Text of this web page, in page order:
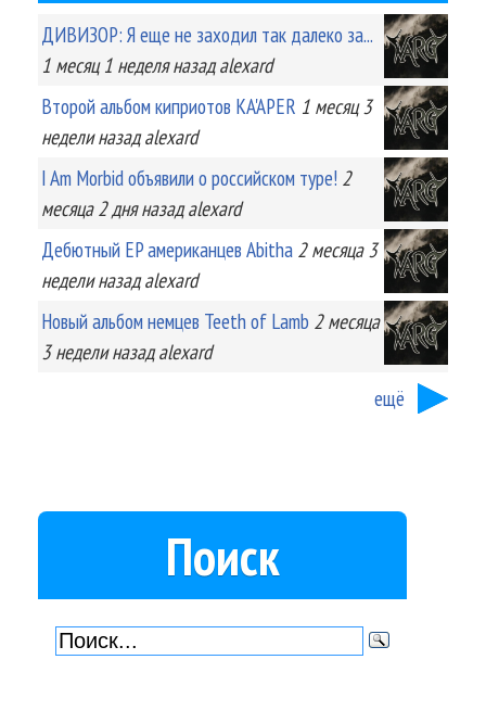
ДИВИЗОР: Я еще не заходил так далеко за...
1 месяц 1 неделяназад alexard
Второй альбом киприотов KA'APER 1 месяц 3
неделиназад alexard
I Am Morbid объявили о российском туре! 2
месяца 2 дняназад alexard
Дебютный EP американцев Abitha 2 месяца 3
неделиназад alexard
Новый альбом немцев Teeth of Lamb 2 месяца
3 неделиназад alexard
ещё
Поиск